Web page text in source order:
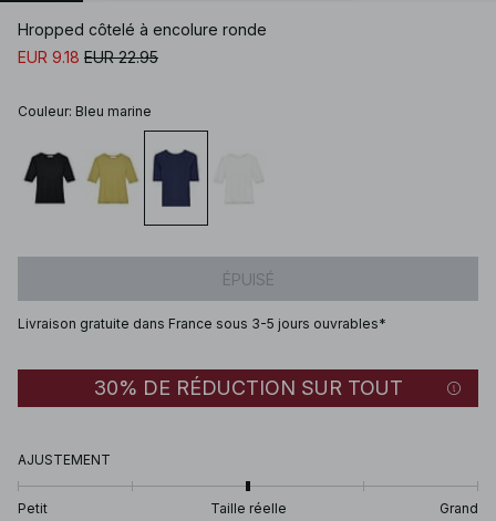
Hropped côtelé à encolure ronde
EUR 9.18 EUR 22.95
Couleur: Bleu marine
ÉPUISÉ
Livraison gratuite dans France sous 3-5 jours ouvrables*
30% DE RÉDUCTION SUR TOUT
AJUSTEMENT
Petit Taille réelle Grand